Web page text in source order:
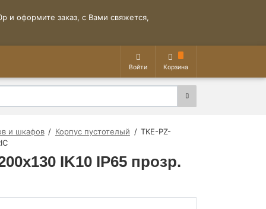
и оформите заказ, с Вами свяжется,
Войти Корзина
и шкафов Корпус пустотелый
TKE-PZ-
IK10 IP65 прозр.